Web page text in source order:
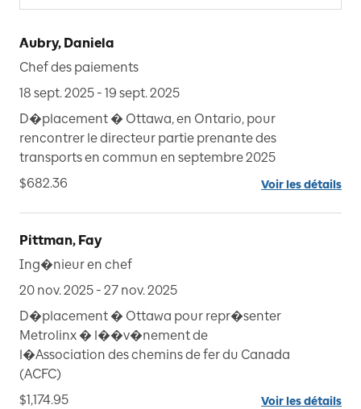
Aubry, Daniela
Chef des paiements
18 sept. 2025 - 19 sept. 2025
D�placement � Ottawa, en Ontario, pour
rencontrer le directeur partie prenante des
transports en commun en septembre 2025
$682.36
Voir les détails
Pittman, Fay
Ing�nieur en chef
20 nov. 2025 - 27 nov. 2025
D�placement � Ottawa pour repr�senter
Metrolinx � l��v�nement de
l�Association des chemins de fer du Canada
(ACFC)
$1,174.95
Voir les détails